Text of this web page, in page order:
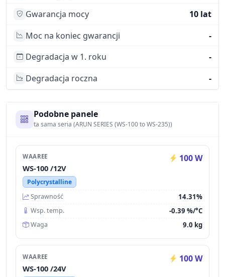
Gwarancja mocy
10 lat
Moc na koniec gwarancji
-
Degradacja w 1. roku
-
Degradacja roczna
-
Podobne panele
ta sama seria (ARUN SERIES (WS-100 to WS-235))
WAAREE 100 W
WS-100 /12V
Polycrystalline
Sprawność
14.31%
Wsp. temp. -0.39 %/°C
Waga 9.0 kg
WAAREE 100 W
WS-100 /24V